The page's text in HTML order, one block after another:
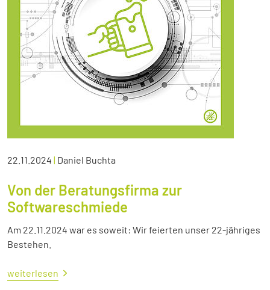
22.11.2024 | Daniel Buchta
Von der Beratungsfirma zur
Softwareschmiede
Am 22.11.2024 war es soweit: Wir feierten unser 22-jähriges
Bestehen.
weiterlesen